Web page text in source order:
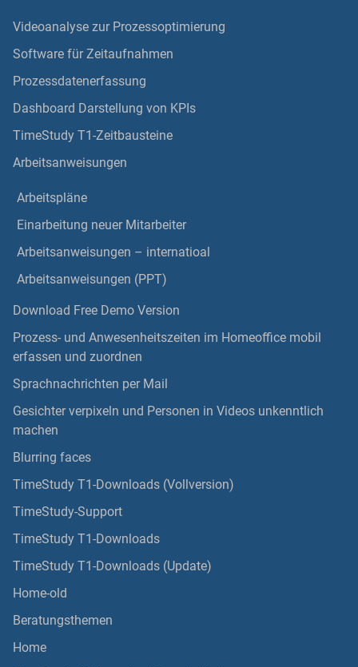
Videoanalyse zur Prozessoptimierung
Software für Zeitaufnahmen
Prozessdatenerfassung
Dashboard Darstellung von KPIs
TimeStudy T1-Zeitbausteine
Arbeitsanweisungen
Arbeitspläne
Einarbeitung neuer Mitarbeiter
Arbeitsanweisungen – internatioal
Arbeitsanweisungen (PPT)
Download Free Demo Version
Prozess- und Anwesenheitszeiten im Homeoffice mobil
erfassen und zuordnen
Sprachnachrichten per Mail
Gesichter verpixeln und Personen in Videos unkenntlich
machen
Blurring faces
TimeStudy T1-Downloads (Vollversion)
TimeStudy-Support
TimeStudy T1-Downloads
TimeStudy T1-Downloads (Update)
Home-old
Beratungsthemen
Home